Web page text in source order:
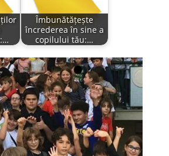
Îmbunătățește
încrederea în sine a
copilului tău:…